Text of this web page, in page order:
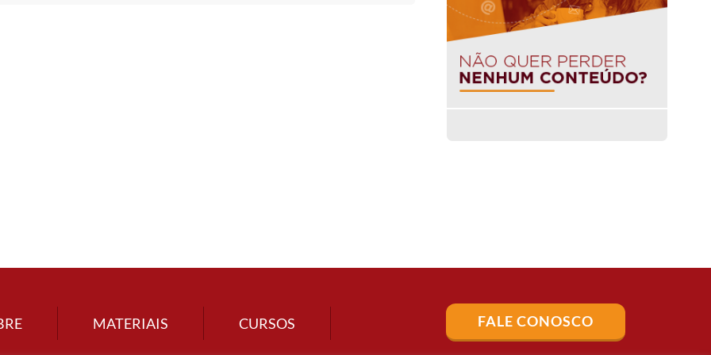
MATERIAIS CURSOS FALE CONOSCO